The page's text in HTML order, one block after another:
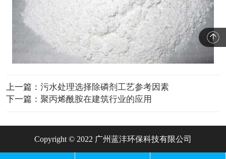
上一篇： 污水处理选择除磷剂工艺参考因素
下一篇： 聚丙烯酰胺在建筑行业的应用
Copyright © 2022 广州蓝沣环保科技有限公司